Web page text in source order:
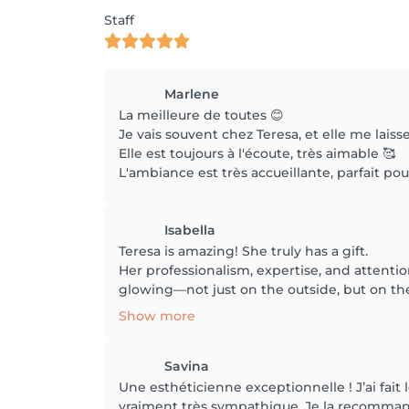
Staff
Marlene
La meilleure de toutes 😊
Je vais souvent chez Teresa, et elle me
Elle est toujours à l'écoute, très aimable 🥰
L'ambiance est très accueillante, parfait
Isabella
Teresa is amazing! She truly has a gift.
Her professionalism, expertise, and
glowing—not just on the outside, but on
Show more
Savina
Une esthéticienne exceptionnelle ! J’ai fait